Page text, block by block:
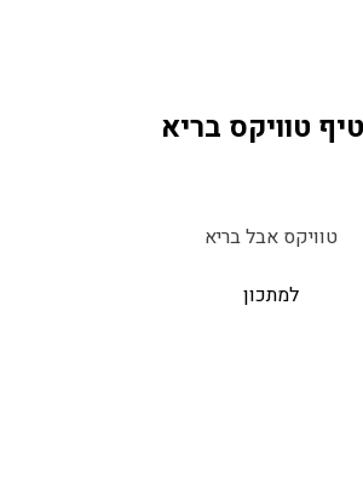
טוויקס בריא
טוויקס אבל בריא
למתכון